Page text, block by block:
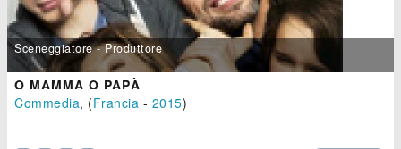
Sceneggiatore - Produttore
O MAMMA O PAPÀ
Commedia, (Francia - 2015)